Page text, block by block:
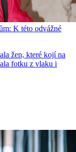
K této odvážné
žen, které kojí na
fotku z vlaku i